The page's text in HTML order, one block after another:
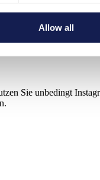
Allow all
zu formen, sind
können, gehören:
Portalen wie
Sie unbedingt